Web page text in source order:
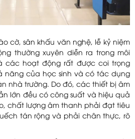
cờ, sân khấu văn nghệ, lễ kỷ niệm
thường xuyên diễn ra trong môi
các hoạt động rất được coi trọng
năng của học sinh và có tác dụng
nhà trường. Do đó, các thiết bị âm
lớn đều có công suất và hiệu quả
chất lượng âm thanh phải đạt tiêu
tán rộng và phải chân thực, rõ